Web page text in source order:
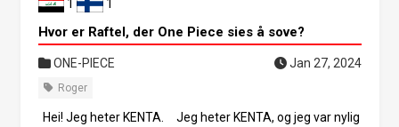
Når du får et sverd i Rogue Town ved inngangen til Grand
Line.
1
1
Hvor er Raftel, der One Piece sies å sove?
ONE-PIECE Jan 27, 2024
Roger
Hei! Jeg heter KENTA. Jeg heter KENTA, og jeg var nylig